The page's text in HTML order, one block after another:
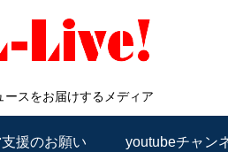
ースをお届けするメディア
援のお願い youtubeチャン